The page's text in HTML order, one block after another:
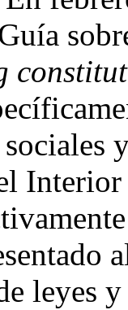
Interior
leyes